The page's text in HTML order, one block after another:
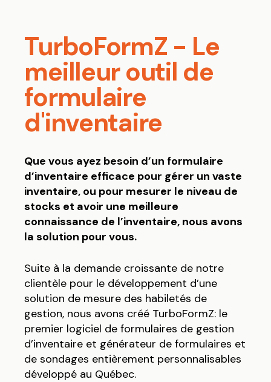
TurboFormZ - Le
meilleur outil de
formulaire
d'inventaire
Que vous ayez besoin d’un formulaire
d’inventaire efficace pour gérer un vaste
inventaire, ou pour mesurer le niveau de
stocks et avoir une meilleure
connaissance de l’inventaire, nous avons
la solution pour vous.
Suite à la demande croissante de notre
clientèle pour le développement d’une
solution de mesure des habiletés de
gestion, nous avons créé TurboFormZ: le
premier logiciel de formulaires de gestion
d’inventaire et générateur de formulaires et
de sondages entièrement personnalisables
développé au Québec.